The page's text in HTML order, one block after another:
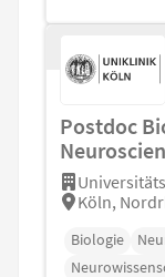
Postdoc
Köln,
Biologie